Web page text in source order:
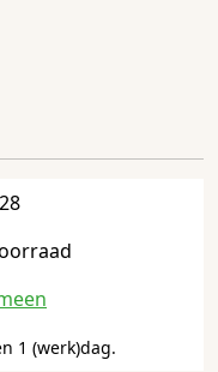
1 (werk)dag.